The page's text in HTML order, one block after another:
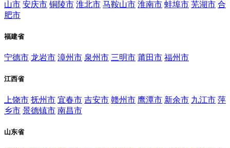
山市 安庆市 铜陵市 淮北市 马鞍山市 淮南市 蚌埠市 芜湖市 合
肥市
福建省
宁德市 龙岩市 漳州市 泉州市 三明市 莆田市 福州市
江西省
上饶市 抚州市 宜春市 吉安市 赣州市 鹰潭市 新余市 九江市 萍
乡市 景德镇市 南昌市
山东省